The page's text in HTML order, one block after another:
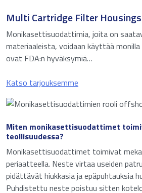
Multi Cartridge Filter Housings
Monikasettisuodattimia, joita on
materiaaleista, voidaan käyttää monilla
ovat FDA:n hyväksymiä…
Katso tarjouksemme
Miten monikasettisuodattimet
teollisuudessa?
Monikasettisuodattimet toimivat
periaatteella. Neste virtaa useiden
pidättävät hiukkasia ja epäpuhtauksia
Puhdistettu neste poistuu sitten